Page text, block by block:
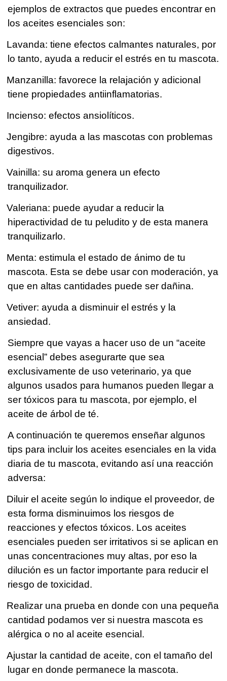
ejemplos de extractos que puedes encontrar en
los aceites esenciales son:
Lavanda: tiene efectos calmantes naturales, por
lo tanto, ayuda a reducir el estrés en tu mascota.
Manzanilla: favorece la relajación y adicional
tiene propiedades antiinflamatorias.
Incienso: efectos ansiolíticos.
Jengibre: ayuda a las mascotas con problemas
digestivos.
Vainilla: su aroma genera un efecto
tranquilizador.
Valeriana: puede ayudar a reducir la
hiperactividad de tu peludito y de esta manera
tranquilizarlo.
Menta: estimula el estado de ánimo de tu
mascota. Esta se debe usar con moderación, ya
que en altas cantidades puede ser dañina.
Vetiver: ayuda a disminuir el estrés y la
ansiedad.
Siempre que vayas a hacer uso de un “aceite
esencial” debes asegurarte que sea
exclusivamente de uso veterinario, ya que
algunos usados para humanos pueden llegar a
ser tóxicos para tu mascota, por ejemplo, el
aceite de árbol de té.
A continuación te queremos enseñar algunos
tips para incluir los aceites esenciales en la vida
diaria de tu mascota, evitando así una reacción
adversa:
Diluir el aceite según lo indique el proveedor, de
esta forma disminuimos los riesgos de
reacciones y efectos tóxicos. Los aceites
esenciales pueden ser irritativos si se aplican en
unas concentraciones muy altas, por eso la
dilución es un factor importante para reducir el
riesgo de toxicidad.
Realizar una prueba en donde con una pequeña
cantidad podamos ver si nuestra mascota es
alérgica o no al aceite esencial.
Ajustar la cantidad de aceite, con el tamaño del
lugar en donde permanece la mascota.